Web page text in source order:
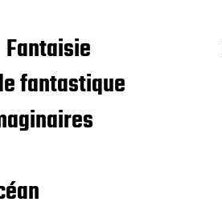
Fantaisie
fantastique